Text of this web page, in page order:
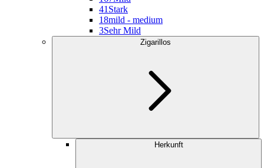
41 Stark
18mild - medium
3Sehr Mild
Zigarillos
Herkunft